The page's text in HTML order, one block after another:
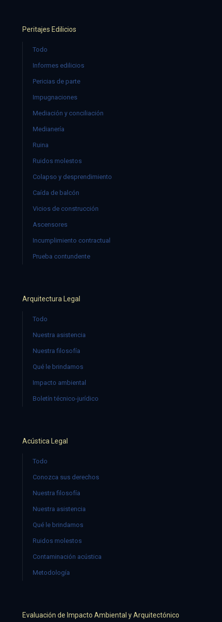
Peritajes Edilicios
Todo
Informes edilicios
Pericias de parte
Impugnaciones
Mediación y conciliación
Medianería
Ruina
Ruidos molestos
Colapso y desprendimiento
Caída de balcón
Vicios de construcción
Ascensores
Incumplimiento contractual
Prueba contundente
Arquitectura Legal
Todo
Nuestra asistencia
Nuestra filosofía
Qué le brindamos
Impacto ambiental
Boletín técnico-jurídico
Acústica Legal
Todo
Conozca sus derechos
Nuestra filosofía
Nuestra asistencia
Qué le brindamos
Ruidos molestos
Contaminación acústica
Metodología
Evaluación de Impacto Ambiental y Arquitectónico